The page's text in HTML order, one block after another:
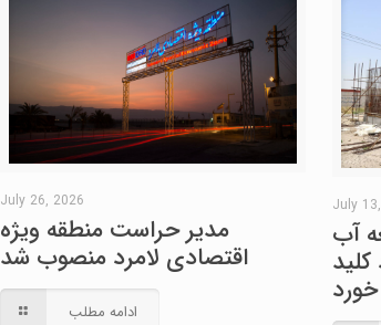
July 26, 2026
مدیر حراست منطقه ویژه
اقتصادی لامرد منصوب شد
ادامه مطلب
July
آب
خورد